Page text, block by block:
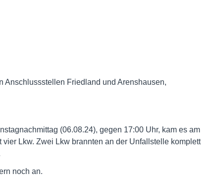
Anschlussstellen Friedland und Arenshausen,
(06.08.24), gegen 17:00 Uhr, kam es am
Lkw. Zwei Lkw brannten an der Unfallstelle komplett
noch an.